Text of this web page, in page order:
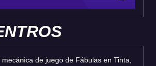
de juego de Fábulas en Tinta,